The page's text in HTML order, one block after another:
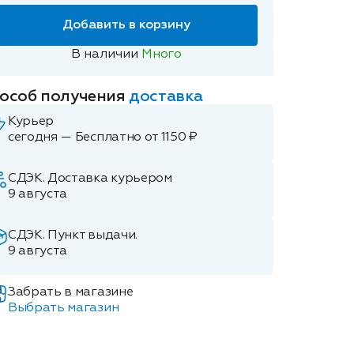
Добавить в корзину
В наличии Много
получения доставка
Курьер
сегодня — Бесплатно от 1150 ₽
СДЭК. Доставка курьером
9 августа
СДЭК. Пункт выдачи.
9 августа
Забрать в магазине
Выбрать магазин